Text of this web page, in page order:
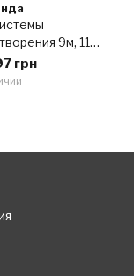
9м, 11
– SPTZ02-9-30-
грн